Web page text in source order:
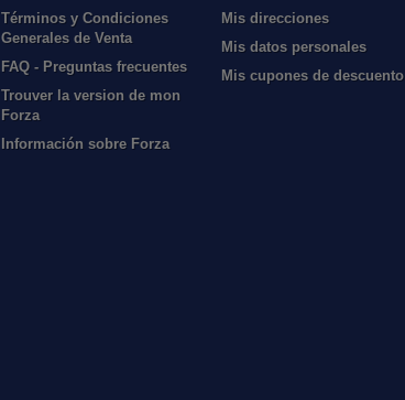
Términos y Condiciones
Generales de Venta
FAQ - Preguntas frecuentes
Trouver la version de mon
Forza
Información sobre Forza
Mis direcciones
Mis datos personales
Mis cupones de descuento